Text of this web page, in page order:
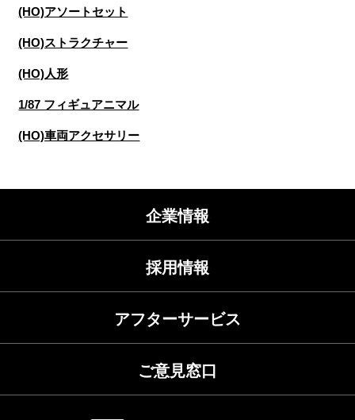
(HO)アソートセット
(HO)ストラクチャー
(HO)人形
1/87 フィギュアニマル
(HO)車両アクセサリー
企業情報
採用情報
アフターサービス
ご意見窓口